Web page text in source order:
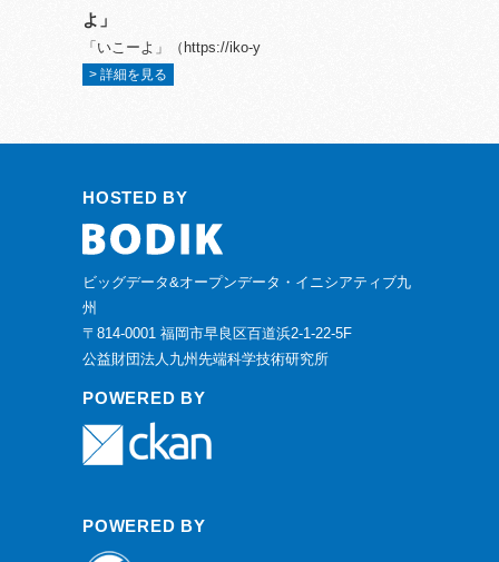
よ」
「いこーよ」（https://iko-y
> 詳細を見る
HOSTED BY
ビッグデータ&オープンデータ・イニシアティブ九
州
〒814-0001 福岡市早良区百道浜2-1-22-5F
公益財団法人九州先端科学技術研究所
POWERED BY
POWERED BY